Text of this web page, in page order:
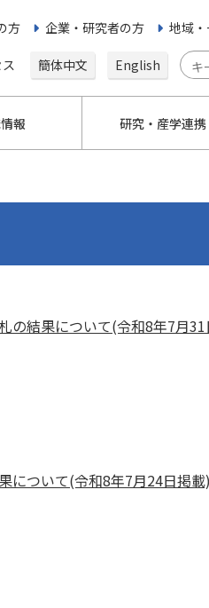
方 企業・研究者の方 地域
簡体中文 English
報 研究・産学連携
の結果について(令和8年7月
について(令和8年7月24日掲載)